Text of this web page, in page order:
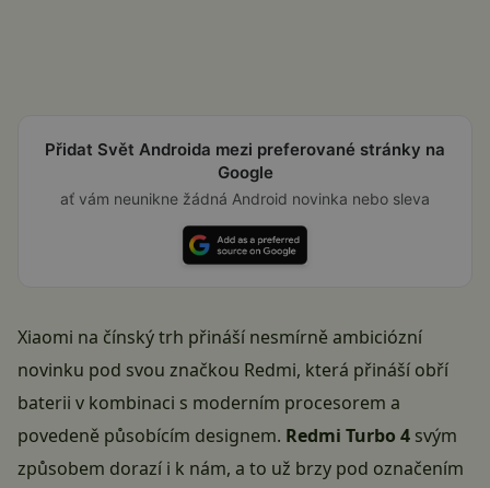
Přidat Svět Androida mezi preferované stránky na
Google
ať vám neunikne žádná Android novinka nebo sleva
Xiaomi na čínský trh přináší nesmírně ambiciózní
novinku pod svou značkou Redmi, která přináší obří
baterii v kombinaci s moderním procesorem a
povedeně působícím designem. Redmi Turbo 4 svým
způsobem dorazí i k nám, a to už brzy pod označením